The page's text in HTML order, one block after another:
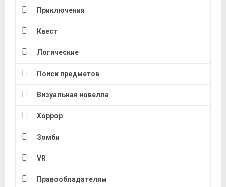
Приключения
Квест
Логические
Поиск предметов
Визуальная новелла
Хоррор
Зомби
VR
Правообладателям